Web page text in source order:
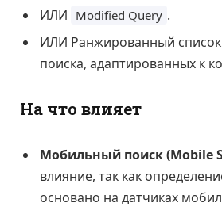
ИЛИ Modified Query .
ИЛИ Ранжированный список
поиска, адаптированных к
На что влияет
Мобильный поиск (Mobile
влияние, так как
основано на датчиках